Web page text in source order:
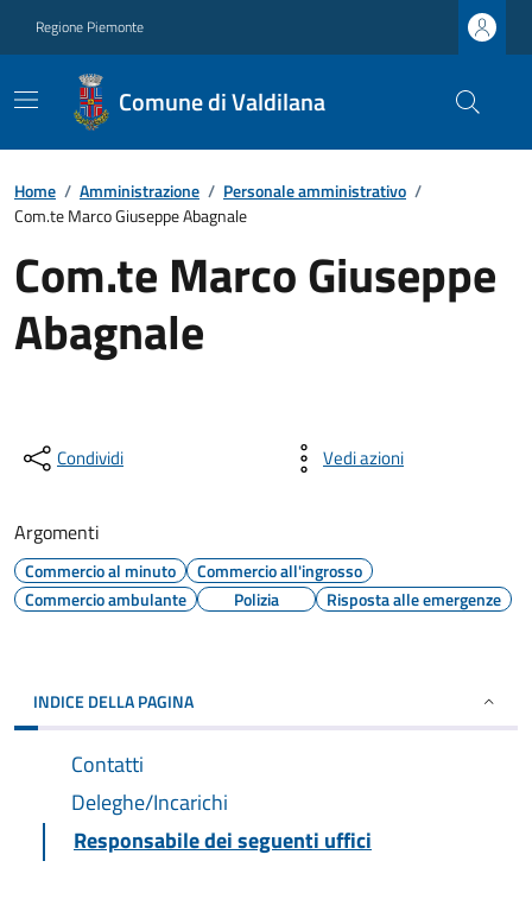
Regione Piemonte
Comune di Valdilana
Home / Amministrazione / Personale amministrativo /
Com.te Marco Giuseppe Abagnale
Com.te Marco Giuseppe
Abagnale
Condividi Vedi azioni
Argomenti
Commercio al minuto
Commercio all'ingrosso
Commercio ambulante
Polizia Risposta alle emergenze
INDICE DELLA PAGINA
Contatti
Deleghe/Incarichi
Responsabile dei seguenti uffici